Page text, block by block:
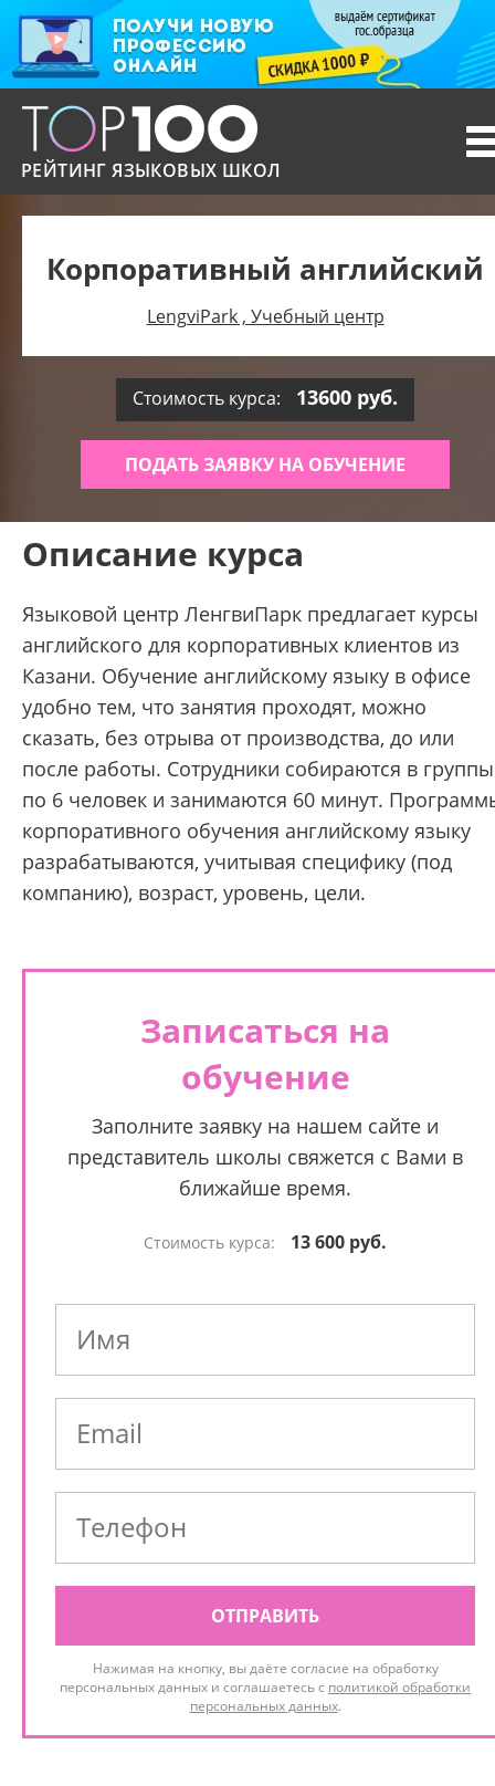
РЕЙТИНГ ЯЗЫКОВЫХ ШКОЛ
Корпоративный английский
LengviPark , Учебный центр
Стоимость курса: 13600 руб.
ПОДАТЬ ЗАЯВКУ НА ОБУЧЕНИЕ
Описание курса
Языковой центр ЛенгвиПарк предлагает курсы
английского для корпоративных клиентов из
Казани. Обучение английскому языку в офисе
удобно тем, что занятия проходят, можно
сказать, без отрыва от производства, до или
после работы. Сотрудники собираются в группы
по 6 человек и занимаются 60 минут.
корпоративного обучения английскому языку
разрабатываются, учитывая специфику (под
компанию), возраст, уровень, цели.
Записаться на
обучение
Заполните заявку на нашем сайте и
представитель школы свяжется с Вами в
ближайше время.
Стоимость курса: 13 600 руб.
ОТПРАВИТЬ
Нажимая на кнопку, вы даёте согласие на обработку
персональных данных и соглашаетесь с политикой обработки
персональных данных.